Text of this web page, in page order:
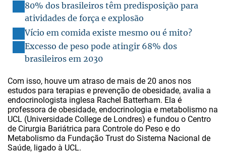
80% dos brasileiros têm predisposição para
atividades de força e explosão
Vício em comida existe mesmo ou é mito?
Excesso de peso pode atingir 68% dos
brasileiros em 2030
Com isso, houve um atraso de mais de 20 anos nos
estudos para terapias e prevenção de obesidade, avalia a
endocrinologista inglesa Rachel Batterham. Ela é
professora de obesidade, endocrinologia e metabolismo na
UCL (Universidade College de Londres) e fundou o Centro
de Cirurgia Bariátrica para Controle do Peso e do
Metabolismo da Fundação Trust do Sistema Nacional de
Saúde, ligado à UCL.